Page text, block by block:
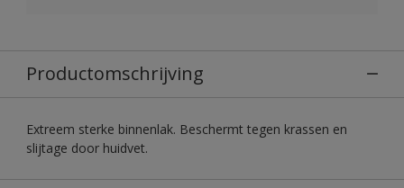
Productomschrijving
Extreem sterke binnenlak. Beschermt tegen krassen en
slijtage door huidvet.